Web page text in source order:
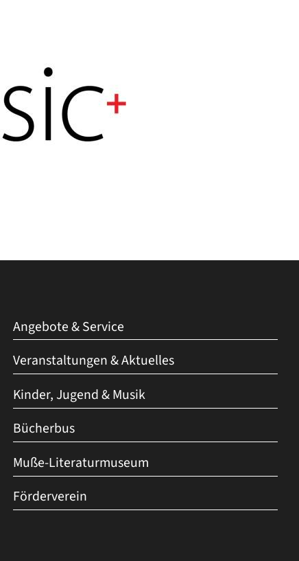
Angebote & Service
Veranstaltungen & Aktuelles
Kinder, Jugend & Musik
Bücherbus
Muße-Literaturmuseum
Förderverein